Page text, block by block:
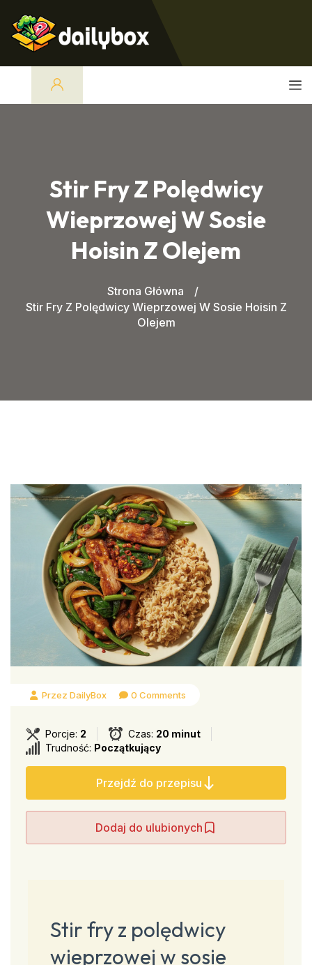
Stir Fry Z Polędwicy
Wieprzowej W Sosie
Hoisin Z Olejem
Strona Główna
Stir Fry Z Polędwicy Wieprzowej W Sosie Hoisin Z
Olejem
Przez DailyBox 0 Comments
Porcje: 2 Czas: 20 minut
Trudność: Początkujący
Przejdź do przepisu
Dodaj do ulubionych
Stir fry z polędwicy
wieprzowej w sosie